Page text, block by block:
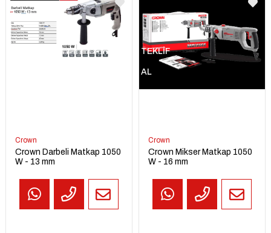
TEKLİF
AL
Crown
Crown Darbeli Matkap 1050
W - 13 mm
Crown
Crown Mikser Matkap 1050
W - 16 mm